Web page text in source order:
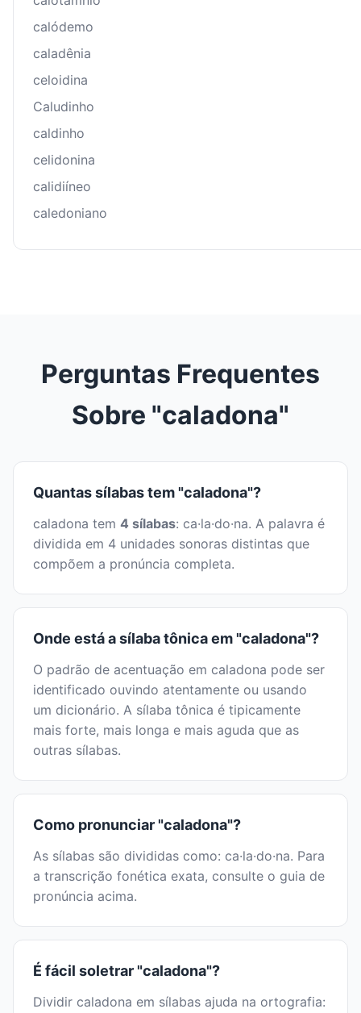
calódemo
caladênia
celoidina
Caludinho
caldinho
celidonina
calidiíneo
caledoniano
Perguntas Frequentes
Sobre "caladona"
Quantas sílabas tem "caladona"?
caladona tem 4 sílabas: ca·la·do·na. A palavra é
dividida em 4 unidades sonoras distintas que
compõem a pronúncia completa.
Onde está a sílaba tônica em "caladona"?
O padrão de acentuação em caladona pode ser
identificado ouvindo atentamente ou usando
um dicionário. A sílaba tônica é tipicamente
mais forte, mais longa e mais aguda que as
outras sílabas.
Como pronunciar "caladona"?
As sílabas são divididas como: ca·la·do·na. Para
a transcrição fonética exata, consulte o guia de
pronúncia acima.
É fácil soletrar "caladona"?
Dividir caladona em sílabas ajuda na ortografia: